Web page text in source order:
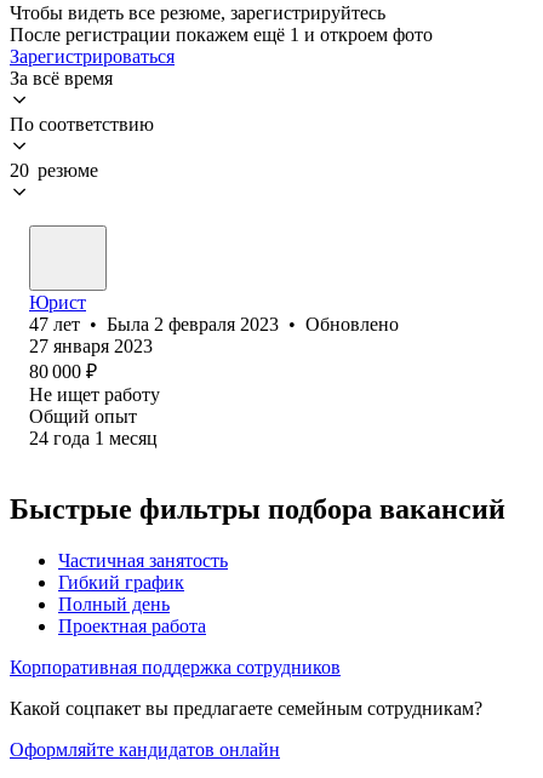
Чтобы видеть все резюме, зарегистрируйтесь
После регистрации покажем ещё 1 и откроем фото
Зарегистрироваться
За всё время
По соответствию
20 резюме
Юрист
47 лет • Была 2 февраля 2023 • Обновлено
27 января 2023
80 000 ₽
Не ищет работу
Общий опыт
24 года 1 месяц
Быстрые фильтры подбора вакансий
Частичная занятость
Гибкий график
Полный день
Проектная работа
Корпоративная поддержка сотрудников
Какой соцпакет вы предлагаете семейным сотрудникам?
Оформляйте кандидатов онлайн